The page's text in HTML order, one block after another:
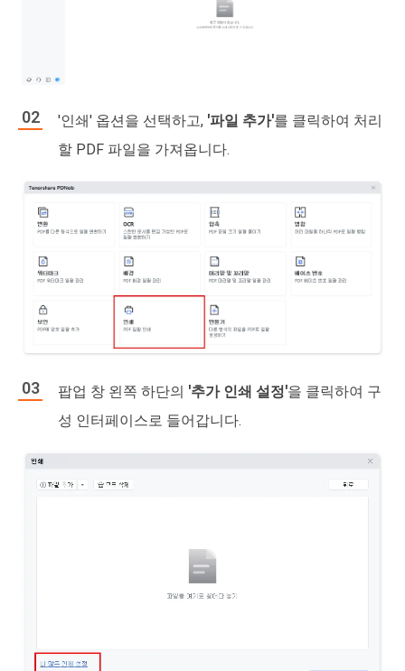
'인쇄' 옵션을 선택하고, '파일 추가'를 클릭하여 처리
할 PDF 파일을 가져옵니다.
팝업 창 왼쪽 하단의 '추가 인쇄 설정'을 클릭하여 구
성 인터페이스로 들어갑니다.